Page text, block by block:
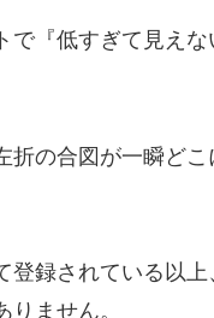
で『低すぎて見え
折の合図が一瞬ど
録されている以
りません。